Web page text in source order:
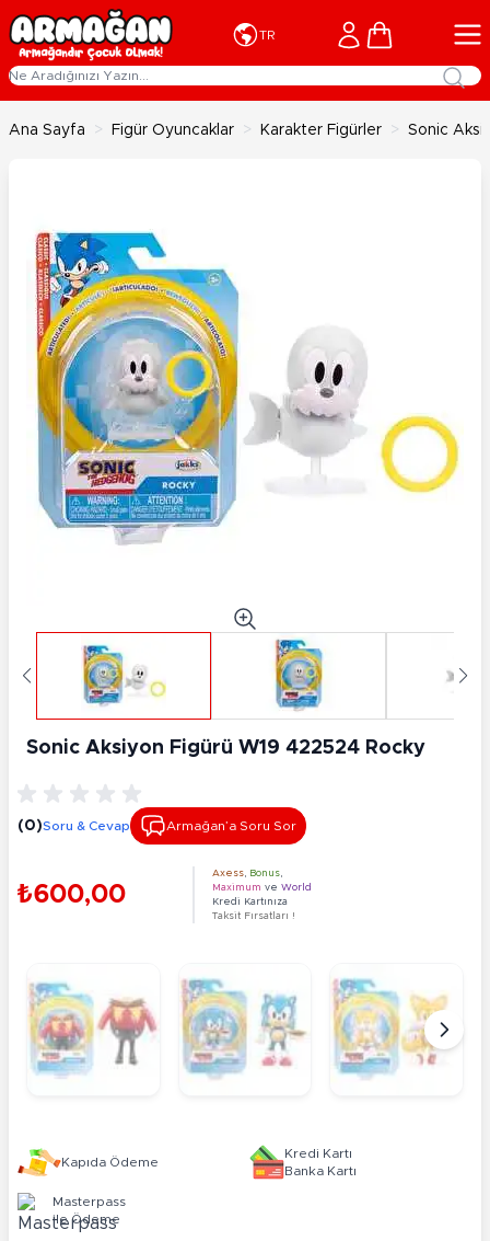
İçeriğe geç
TR Cart
Ana Sayfa > Figür Oyuncaklar > Karakter Figürler > Sonic
Sonic Aksiyon Figürü W19 422524 Rocky
(0)Soru & Cevap Armağan’a Soru Sor
₺600,00
Axess Bonus
Maximum ve World
Kredi Kartınıza
Taksit Fırsatları !
Kapıda Ödeme
Kredi Kartı
Banka Kartı
Masterpass
ile Ödeme